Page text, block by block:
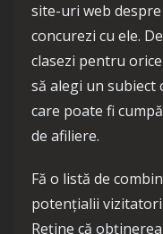
site-uri web
concurezi cu ele.
clasezi pentru
să alegi un
care poate fi
de afiliere.
Fă o listă de
potențialii
Reține că